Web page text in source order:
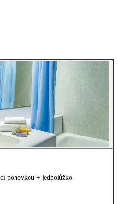
pohovkou + jednolůžko